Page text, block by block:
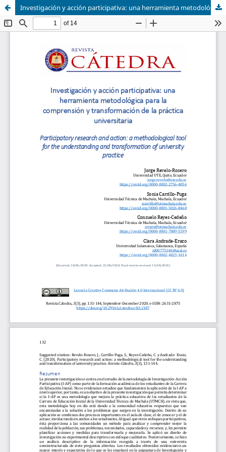
Investigación y acción participativa: una herramienta metodológica para la comprensión y transformación de la práctica universitaria